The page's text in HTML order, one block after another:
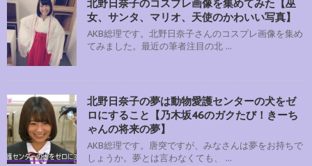
北野日奈子のコスプレ画像を集めてみた【巫
女、サンタ、マリオ、天使のかわいい写真】
AKB総理です。北野日奈子さんのコスプレ画像を集め
てみました。最近の筆者注目の北 ...
北野日奈子の夢は動物愛護センターの犬をゼ
ロにすること【乃木坂46のガクたび！きーち
ゃんの将来の夢】
AKB総理です。唐突ですが、みなさんは夢をお持ちで
しょうか。夢とは言わなくても、 ...